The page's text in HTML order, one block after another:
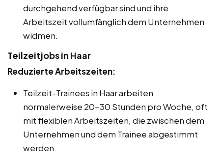
durchgehend verfügbar sind und ihre
Arbeitszeit vollumfänglich dem Unternehmen
widmen.
Teilzeitjobs in Haar
Reduzierte Arbeitszeiten:
Teilzeit-Trainees in Haar arbeiten
normalerweise 20-30 Stunden pro Woche, oft
mit flexiblen Arbeitszeiten, die zwischen dem
Unternehmen und dem Trainee abgestimmt
werden.